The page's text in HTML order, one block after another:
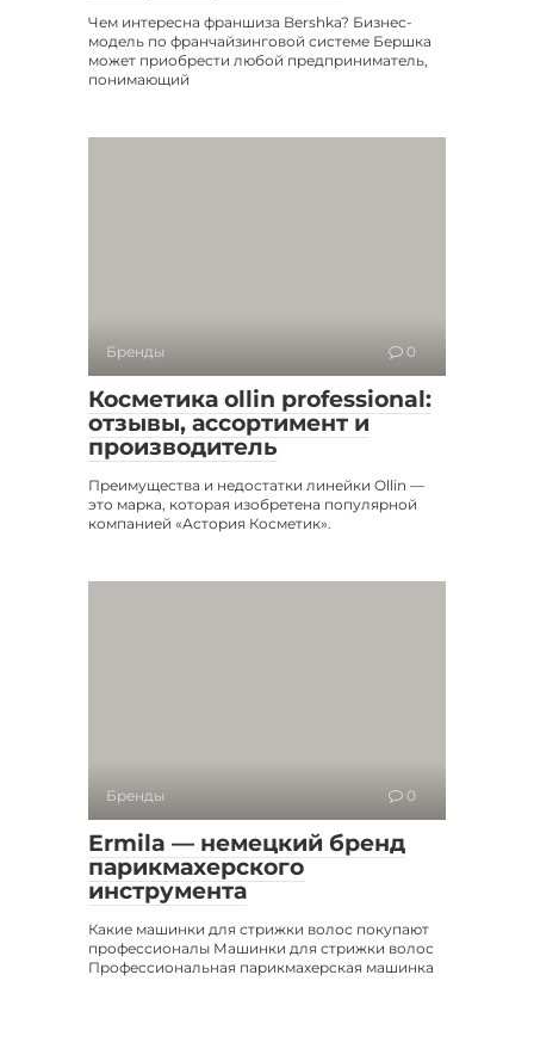
Чем интересна франшиза Bershka? Бизнес-
модель по франчайзинговой системе Бершка
может приобрести любой предприниматель,
понимающий
Бренды 0
Косметика ollin professional:
отзывы, ассортимент и
производитель
Преимущества и недостатки линейки Ollin —
это марка, которая изобретена популярной
компанией «Астория Косметик».
Бренды 0
Ermila — немецкий бренд
парикмахерского
инструмента
Какие машинки для стрижки волос покупают
профессионалы Машинки для стрижки волос
Профессиональная парикмахерская машинка